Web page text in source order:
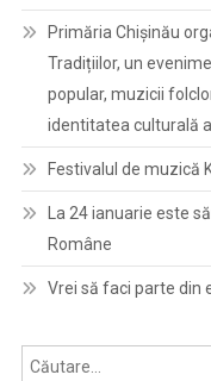
Primăria Chișinău
Tradițiilor, un
popular, muzicii
identitatea culturală
Festivalul de muzică
La 24 ianuarie este
Române
Vrei să faci parte din